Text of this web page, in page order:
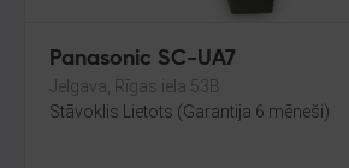
Panasonic SC-UA7
Jelgava, Rīgas iela 53B
Stāvoklis Lietots (Garantija 6 mēneši)